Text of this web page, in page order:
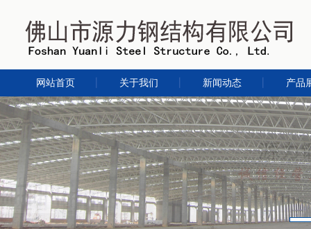
网站首页 关于我们 新闻动态 产品